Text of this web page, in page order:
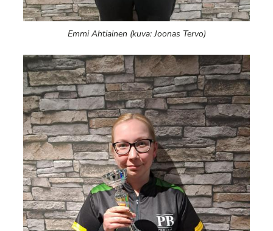
Emmi Ahtiainen (kuva: Joonas Tervo)